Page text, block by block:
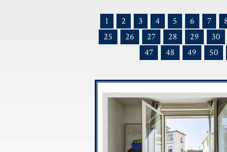
1 2 3 4 5 6 7
25
26 27 28 29 30
47
48 49 50